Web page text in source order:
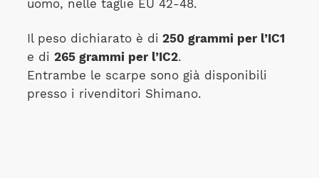
uomo, nelle taglie EU 42-48.
Il peso dichiarato è di 250 grammi per l’IC1
e di 265 grammi per l’IC2.
Entrambe le scarpe sono già disponibili
presso i rivenditori Shimano.